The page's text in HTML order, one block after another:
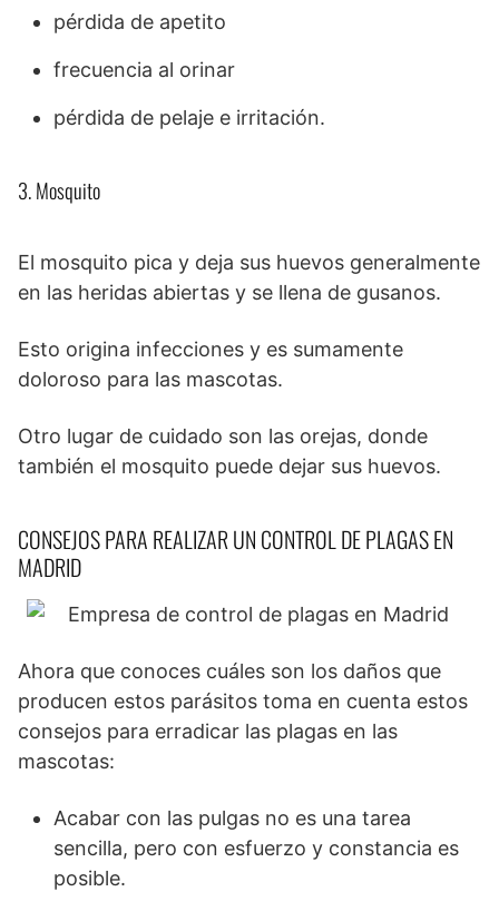
pérdida de apetito
frecuencia al orinar
pérdida de pelaje e irritación.
3. Mosquito
El mosquito pica y deja sus huevos generalmente
en las heridas abiertas y se llena de gusanos.
Esto origina infecciones y es sumamente
doloroso para las mascotas.
Otro lugar de cuidado son las orejas, donde
también el mosquito puede dejar sus huevos.
CONSEJOS PARA REALIZAR UN CONTROL DE PLAGAS EN
MADRID
Ahora que conoces cuáles son los daños que
producen estos parásitos toma en cuenta estos
consejos para erradicar las plagas en las
mascotas:
Acabar con las pulgas no es una tarea
sencilla, pero con esfuerzo y constancia es
posible.